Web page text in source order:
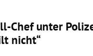
Chef unter
nicht“